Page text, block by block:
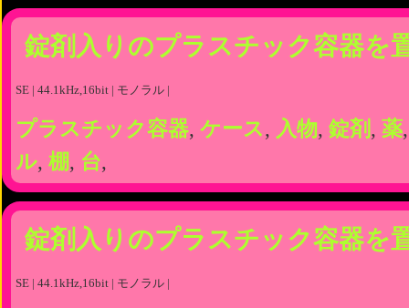
錠剤入りのプラスチック容器を
SE | 44.1kHz,16bit | モノラル |
プラスチック容器, ケース, 入物, 錠剤 , 薬
ル, 棚, 台,
錠剤入りのプラスチック容器を
SE | 44.1kHz,16bit | モノラル |